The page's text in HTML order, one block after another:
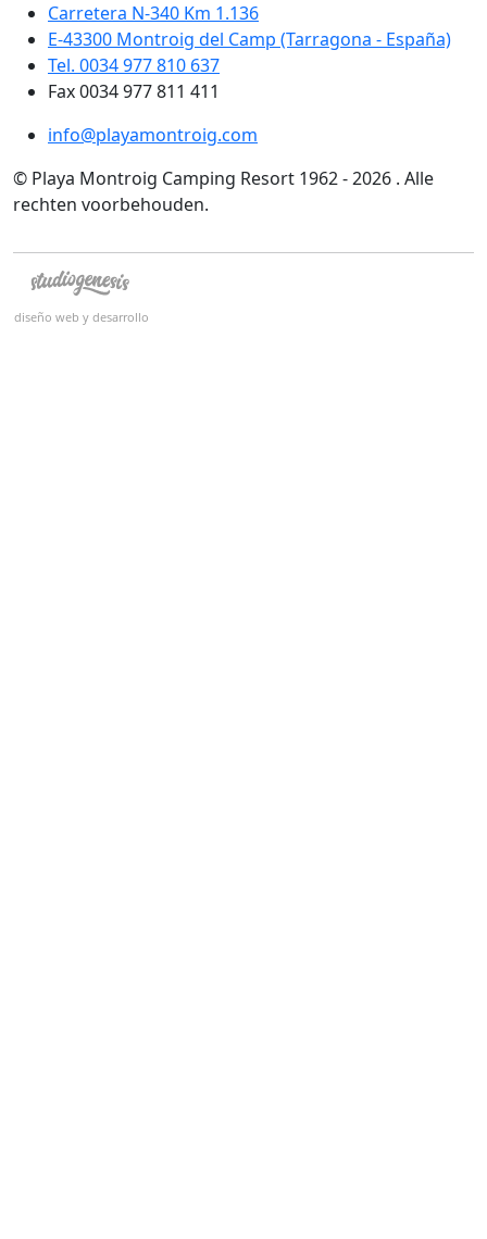
Carretera N-340 Km 1.136
E-43300 Montroig del Camp (Tarragona - España)
Tel. 0034 977 810 637
Fax 0034 977 811 411
info@playamontroig.com
© Playa Montroig Camping Resort 1962 - 2026 . Alle
rechten voorbehouden.